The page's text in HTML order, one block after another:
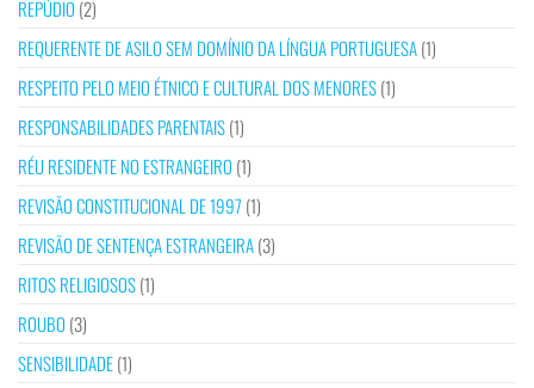
REPÚDIO (2)
REQUERENTE DE ASILO SEM DOMÍNIO DA LÍNGUA PORTUGUESA(1)
RESPEITO PELO MEIO ÉTNICO E CULTURAL DOS MENORES(1)
RESPONSABILIDADES PARENTAIS(1)
RÉU RESIDENTE NO ESTRANGEIRO (1)
REVISÃO CONSTITUCIONAL DE 1997 (1)
REVISÃO DE SENTENÇA ESTRANGEIRA(3)
RITOS RELIGIOSOS(1)
ROUBO (3)
SENSIBILIDADE(1)